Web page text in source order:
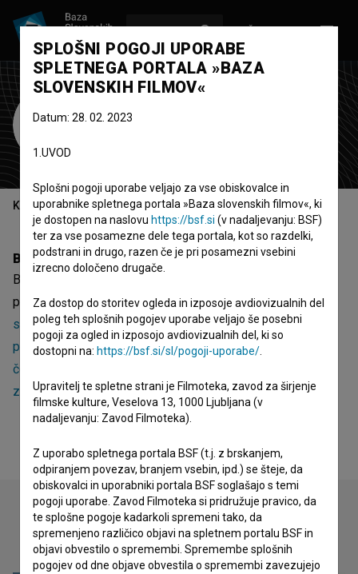
Bojan Dovečer
Kazalo
Biografija
Bojan Dovečer je producent in organizator. Najnovejši
projekti, pri katerih je sodeloval, so(Ne)znana poglavja
slovenske zgodovine: Nevarne meje (2025), (Ne)znana
poglavja slovenske zgodovine: Anton Janša – prvi učitelj
čebelarstva (2024)
zgodovine: Zakaj v planinski raj? (2024) .
Oglejte si
SPLOŠNI POGOJI UPORABE
SPLETNEGA PORTALA »BAZA
SLOVENSKIH FILMOV«
Datum: 28. 02. 2023
1.UVOD
Splošni pogoji uporabe veljajo za vse obiskovalce in
uporabnike spletnega portala »Baza slovenskih filmov«, ki
je dostopen na naslovu https://bsf.si (v nadaljevanju: BSF)
ter za vse posamezne dele tega portala, kot so razdelki,
podstrani in drugo, razen če je pri posamezni vsebini
izrecno določeno drugače.
Za dostop do storitev ogleda in izposoje avdiovizualnih del
poleg teh splošnih pogojev uporabe veljajo še posebni
pogoji za ogled in izposojo avdiovizualnih del, ki so
dostopni na: https://bsf.si/sl/pogoji-uporabe/
Upravitelj te spletne strani je Filmoteka, zavod za širjenje
filmske kulture, Veselova 13, 1000 Ljubljana (v
nadaljevanju: Zavod Filmoteka).
Z uporabo spletnega portala BSF (t.j. z brskanjem,
odpiranjem povezav, branjem vsebin, ipd.) se šteje, da
obiskovalci in uporabniki portala BSF soglašajo s temi
pogoji uporabe. Zavod Filmoteka si pridružuje pravico, da
te splošne pogoje kadarkoli spremeni tako, da
spremenjeno različico objavi na spletnem portalu BSF in
objavi obvestilo o spremembi. Spremembe splošnih
pogojev od dne objave obvestila o spremembi zavezujejo